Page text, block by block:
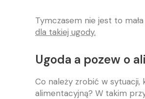
Tymczasem nie jest to
dla takiej ugody.
Ugoda a pozew o
Co należy zrobić w sytuacji,
alimentacyjną? W takim